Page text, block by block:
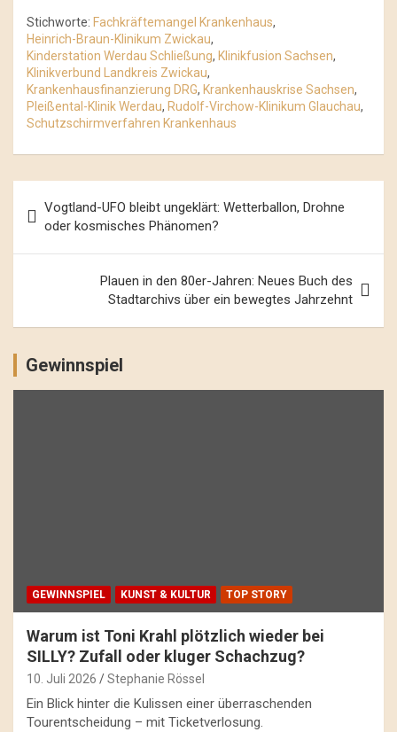
Stichworte: Fachkräftemangel Krankenhaus,
Heinrich-Braun-Klinikum Zwickau,
Kinderstation Werdau Schließung, Klinikfusion Sachsen,
Klinikverbund Landkreis Zwickau,
Krankenhausfinanzierung DRG, Krankenhauskrise Sachsen,
Pleißental-Klinik Werdau, Rudolf-Virchow-Klinikum Glauchau,
Schutzschirmverfahren Krankenhaus
Navigation
Vogtland-UFO bleibt ungeklärt: Wetterballon, Drohne
oder kosmisches Phänomen?
Plauen in den 80er-Jahren: Neues Buch des
Stadtarchivs über ein bewegtes Jahrzehnt
Gewinnspiel
GEWINNSPIEL KUNST & KULTUR TOP STORY
Warum ist Toni Krahl plötzlich wieder bei
SILLY? Zufall oder kluger Schachzug?
10. Juli 2026 Stephanie Rössel
Ein Blick hinter die Kulissen einer überraschenden
Tourentscheidung – mit Ticketverlosung.